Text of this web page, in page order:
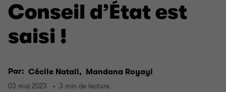
Conseil d’État est
saisi !
Par: Cécile Natali, Mandana Royayi
03 mai 2023 3 min de lecture